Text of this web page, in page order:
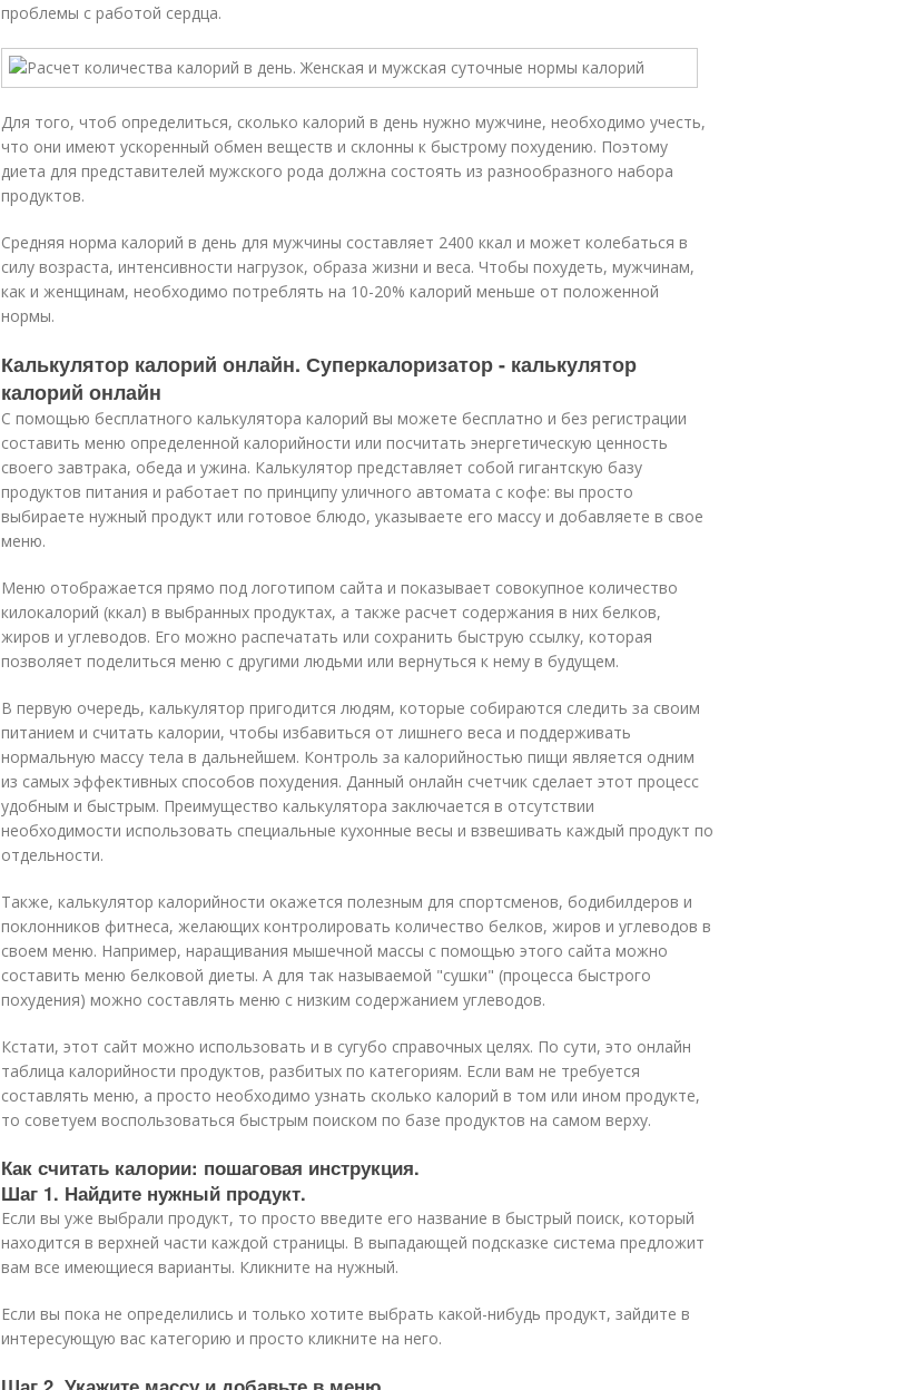
проблемы с работой сердца.
Для того, чтоб определиться, сколько калорий в день нужно мужчине, необходимо учесть,
что они имеют ускоренный обмен веществ и склонны к быстрому похудению. Поэтому
диета для представителей мужского рода должна состоять из разнообразного набора
продуктов.
Средняя норма калорий в день для мужчины составляет 2400 ккал и может колебаться в
силу возраста, интенсивности нагрузок, образа жизни и веса. Чтобы похудеть, мужчинам,
как и женщинам, необходимо потреблять на 10-20% калорий меньше от положенной
нормы.
Калькулятор калорий онлайн. Суперкалоризатор - калькулятор
калорий онлайн
С помощью бесплатного калькулятора калорий вы можете бесплатно и без регистрации
составить меню определенной калорийности или посчитать энергетическую ценность
своего завтрака, обеда и ужина. Калькулятор представляет собой гигантскую базу
продуктов питания и работает по принципу уличного автомата с кофе: вы просто
выбираете нужный продукт или готовое блюдо, указываете его массу и добавляете в свое
меню.
Меню отображается прямо под логотипом сайта и показывает совокупное количество
килокалорий (ккал) в выбранных продуктах, а также расчет содержания в них белков,
жиров и углеводов. Его можно распечатать или сохранить быструю ссылку, которая
позволяет поделиться меню с другими людьми или вернуться к нему в будущем.
В первую очередь, калькулятор пригодится людям, которые собираются следить за своим
питанием и считать калории, чтобы избавиться от лишнего веса и поддерживать
нормальную массу тела в дальнейшем. Контроль за калорийностью пищи является одним
из самых эффективных способов похудения. Данный онлайн счетчик сделает этот процесс
удобным и быстрым. Преимущество калькулятора заключается в отсутствии
необходимости использовать специальные кухонные весы и взвешивать каждый продукт по
отдельности.
Также, калькулятор калорийности окажется полезным для спортсменов, бодибилдеров и
поклонников фитнеса, желающих контролировать количество белков, жиров и углеводов в
своем меню. Например, наращивания мышечной массы с помощью этого сайта можно
составить меню белковой диеты. А для так называемой "сушки" (процесса быстрого
похудения) можно составлять меню с низким содержанием углеводов.
Кстати, этот сайт можно использовать и в сугубо справочных целях. По сути, это онлайн
таблица калорийности продуктов, разбитых по категориям. Если вам не требуется
составлять меню, а просто необходимо узнать сколько калорий в том или ином продукте,
то советуем воспользоваться быстрым поиском по базе продуктов на самом верху.
Как считать калории: пошаговая инструкция.
Шаг 1. Найдите нужный продукт.
Если вы уже выбрали продукт, то просто введите его название в быстрый поиск, который
находится в верхней части каждой страницы. В выпадающей подсказке система предложит
вам все имеющиеся варианты. Кликните на нужный.
Если вы пока не определились и только хотите выбрать какой-нибудь продукт, зайдите в
интересующую вас категорию и просто кликните на него.